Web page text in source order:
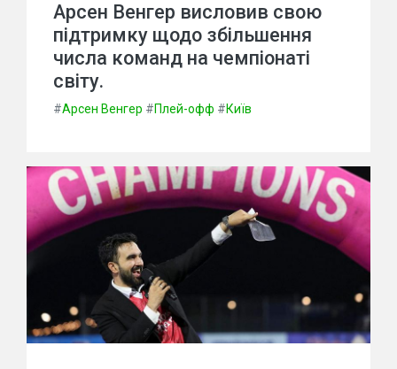
Арсен Венгер висловив свою
підтримку щодо збільшення
числа команд на чемпіонаті
світу.
#Арсен Венгер #Плей-офф #Київ